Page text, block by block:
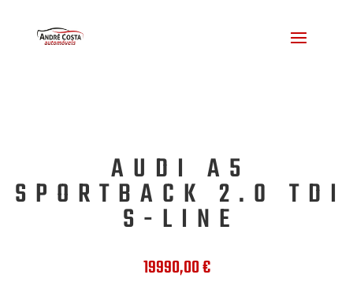
AUDI A5
SPORTBACK 2.0 TDI
S-LINE
19990,00€